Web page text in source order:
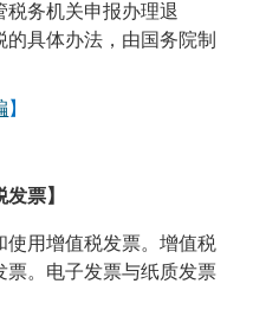
务机关申报办理退
的具体办法，由国务院制
】
发票】
使用增值税发票。增值税
票。电子发票与纸质发票